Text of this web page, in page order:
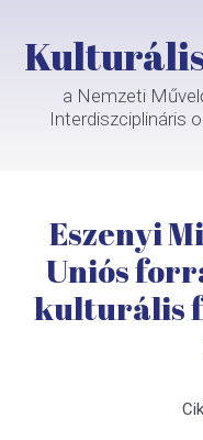
a Nemzeti
Interdiszciplináris
Eszenyi
Uniós
kulturális